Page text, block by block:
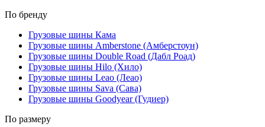
По бренду
Грузовые шины Кама
Грузовые шины Amberstone (Амберстоун)
Грузовые шины Double Road (Дабл Роад)
Грузовые шины Hilo (Хило)
Грузовые шины Leao (Леао)
Грузовые шины Sava (Сава)
Грузовые шины Goodyear (Гудиер)
По размеру